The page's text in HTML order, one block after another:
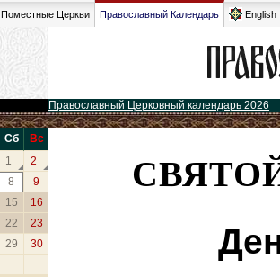
Поместные Церкви Православный Календарь English
Православный Церковный календарь 2026
Сб
Вс
1
2
8
9
15
16
22
23
29
30